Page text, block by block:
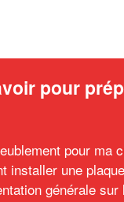
pour
pour ma
installer une
générale